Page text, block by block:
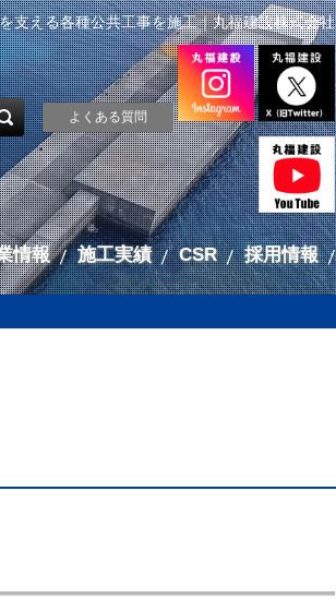
支える各種公共工事を施工｜丸福建設株式会社
よくある質問
情報 施工実績 CSR 採用情報